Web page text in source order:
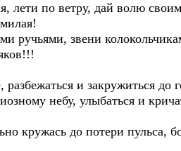
по ветру, дай волю
ручьями, звени
разбежаться и закружиться
небу, улыбаться и
кружась до потери